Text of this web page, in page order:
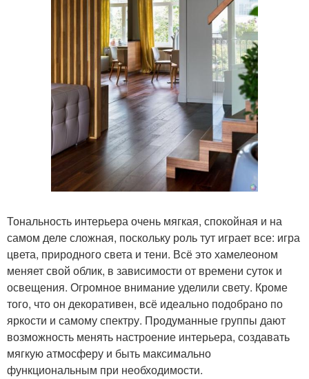
Тональность интерьера очень мягкая, спокойная и на
самом деле сложная, поскольку роль тут играет все: игра
цвета, природного света и тени. Всё это хамелеоном
меняет свой облик, в зависимости от времени суток и
освещения. Огромное внимание уделили свету. Кроме
того, что он декоративен, всё идеально подобрано по
яркости и самому спектру. Продуманные группы дают
возможность менять настроение интерьера, создавать
мягкую атмосферу и быть максимально
функциональным при необходимости.